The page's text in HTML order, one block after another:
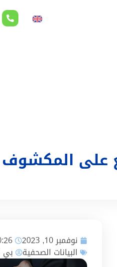
على المكشوف
نوفمبر 10, 2023
البيانات الصحفية بي